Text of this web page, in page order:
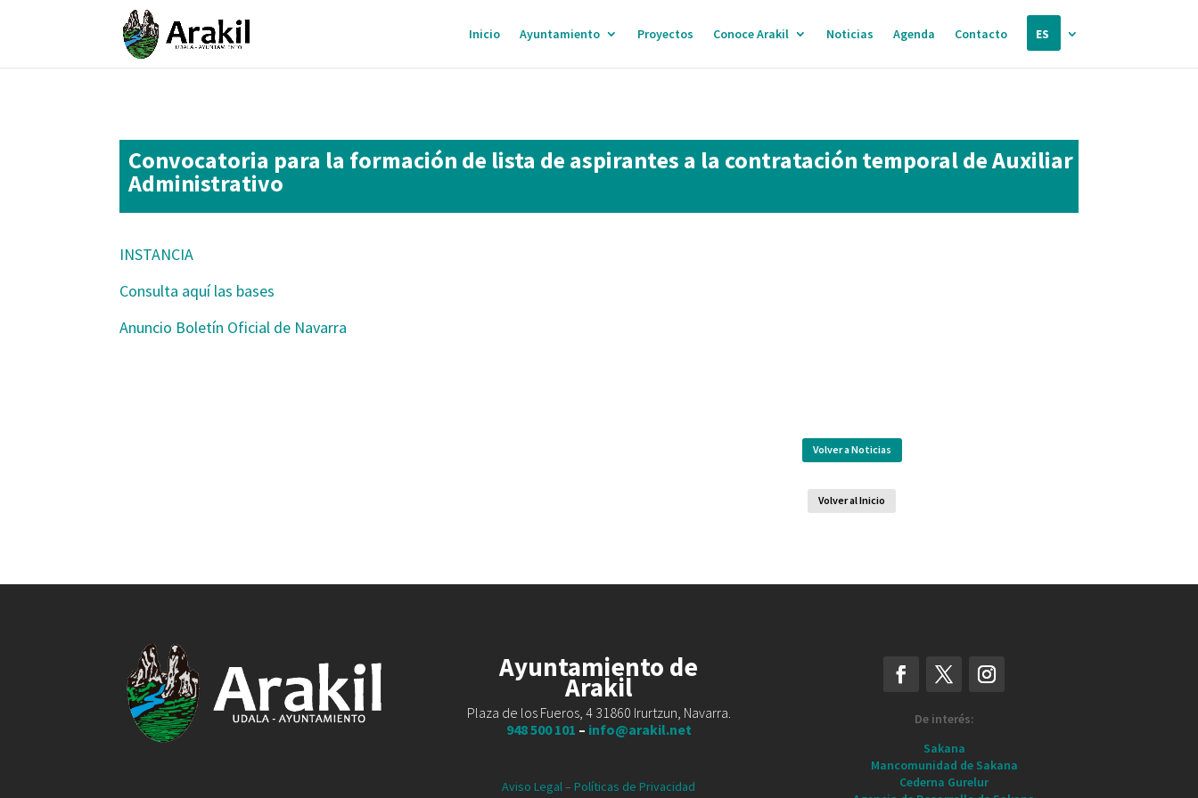
Inicio Ayuntamiento Proyectos Conoce Arakil Noticias Agenda Contacto ES
Convocatoria para la formación de lista de aspirantes a la contratación temporal de Auxiliar
Administrativo
INSTANCIA
Consulta aquí las bases
Anuncio Boletín Oficial de Navarra
Volver a Noticias
Volver al Inicio
Ayuntamiento de
Arakil
Plaza de los Fueros, 4 31860 Irurtzun, Navarra.
948 500 101 – info@arakil.net
Aviso Legal– Políticas de Privacidad
De interés:
Sakana
Mancomunidad de Sakana
Cederna Gurelur